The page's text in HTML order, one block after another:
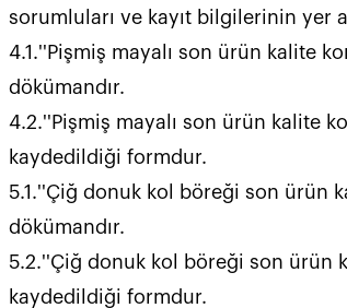
sorumluları ve kayıt bilgilerinin yer
4.1.''Pişmiş mayalı son ürün kalite
dökümandır.
4.2.''Pişmiş mayalı son ürün kalite
kaydedildiği formdur.
5.1.''Çiğ donuk kol böreği son ürün
dökümandır.
5.2.''Çiğ donuk kol böreği son ürün
kaydedildiği formdur.